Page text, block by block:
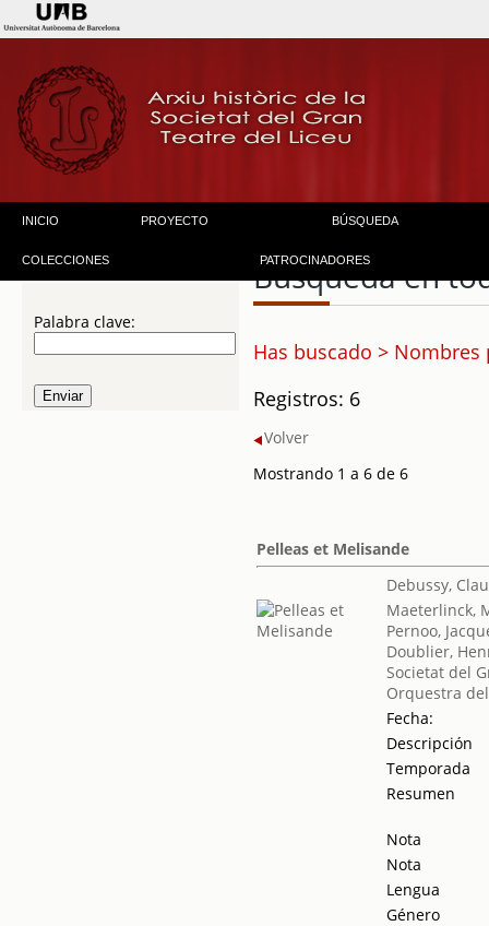
INICIO PROYECTO BÚSQUEDA
COLECCIONES PATROCINADORES
Palabra clave:
Búsqueda en
Has buscado >
Registros: 6
Volver
Mostrando 1 a 6 de 6
Pelleas et Melisande
Debussy,
Maeterlinck,
Pernoo,
Doublier,
Societat del
Orquestra
Fecha:
Descripción
Temporada
Resumen
Nota
Nota
Lengua
Género